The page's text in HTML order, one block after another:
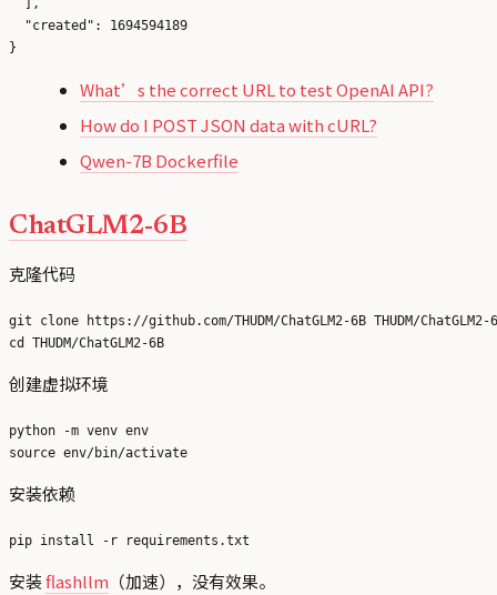
  ],
  "created": 1694594189
What’s the correct URL to test OpenAI API?
How do I POST JSON data with cURL?
Qwen-7B Dockerfile
ChatGLM2-6B
克隆代码
git clone https://github.com/THUDM/ChatGLM2-6B THUDM/ChatGLM2-
创建虚拟环境
python -m venv env
安装依赖
安装flashllm （加速），没有效果。